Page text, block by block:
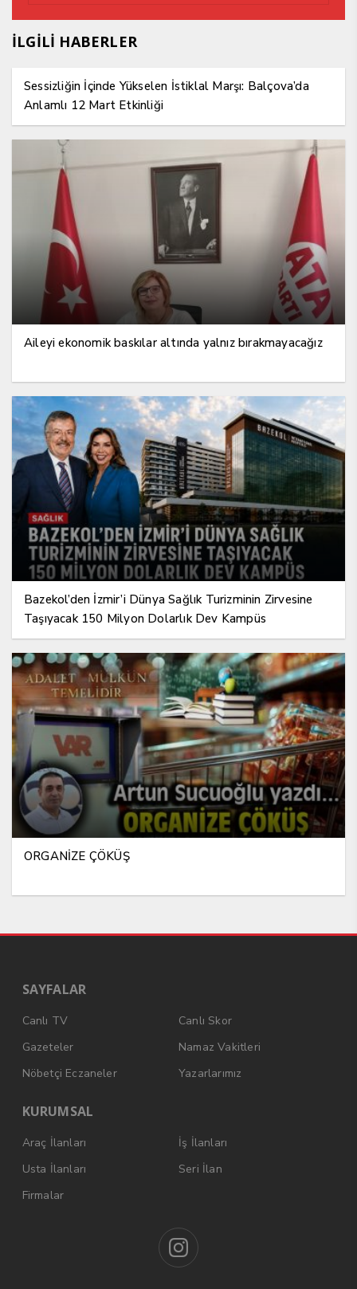
İLGİLİ HABERLER
Sessizliğin İçinde Yükselen İstiklal Marşı: Balçova’da
Anlamlı 12 Mart Etkinliği
Aileyi ekonomik baskılar altında yalnız bırakmayacağız
Bazekol’den İzmir’i Dünya Sağlık Turizminin Zirvesine
Taşıyacak 150 Milyon Dolarlık Dev Kampüs
ORGANİZE ÇÖKÜŞ
SAYFALAR
Canlı TV
Canlı Skor
Gazeteler
Namaz Vakitleri
Nöbetçi Eczaneler
Yazarlarımız
KURUMSAL
Araç İlanları
İş İlanları
Usta İlanları
Seri İlan
Firmalar